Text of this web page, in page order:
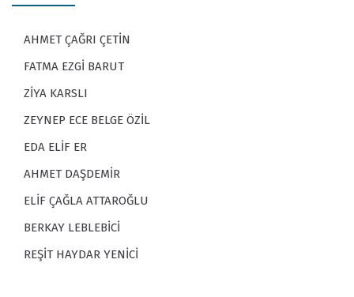
AHMET ÇAĞRI ÇETİN
FATMA EZGİ BARUT
ZİYA KARSLI
ZEYNEP ECE BELGE ÖZİL
EDA ELİF ER
AHMET DAŞDEMİR
ELİF ÇAĞLA ATTAROĞLU
BERKAY LEBLEBİCİ
REŞİT HAYDAR YENİCİ